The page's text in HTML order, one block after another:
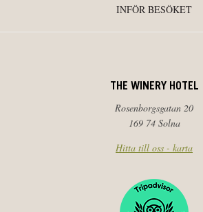
INFÖR BESÖKET
THE WINERY HOTEL
Rosenborgsgatan 20
169 74 Solna
Hitta till oss - karta